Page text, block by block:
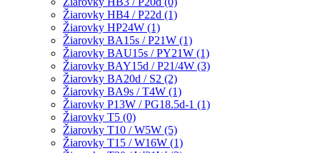
Žiarovky HB4 / P22d (1)
Žiarovky HP24W (1)
Žiarovky BA15s / P21W (1)
Žiarovky BAU15s / PY21W (1)
Žiarovky BAY15d / P21/4W (3)
Žiarovky BA20d / S2 (2)
Žiarovky BA9s / T4W (1)
Žiarovky P13W / PG18.5d-1 (1)
Žiarovky T5 (0)
Žiarovky T10 / W5W (5)
Žiarovky T15 / W16W (1)